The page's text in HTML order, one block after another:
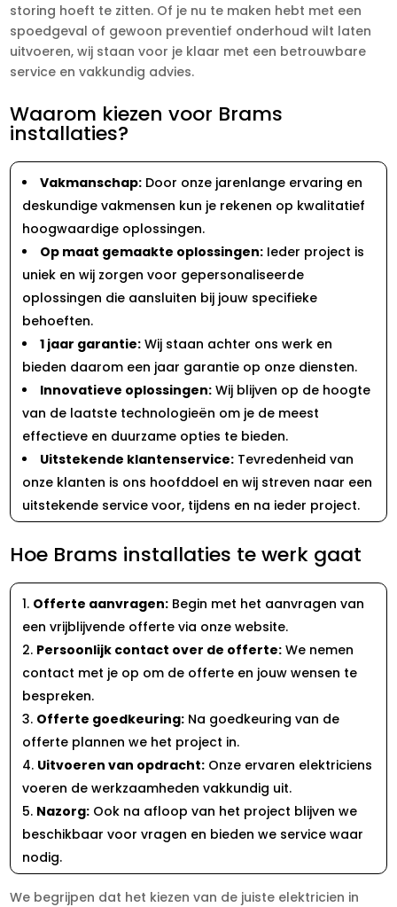
storing hoeft te zitten. Of je nu te maken hebt met een
spoedgeval of gewoon preventief onderhoud wilt laten
uitvoeren, wij staan voor je klaar met een betrouwbare
service en vakkundig advies.
Waarom kiezen voor Brams
installaties?
Vakmanschap: Door onze jarenlange ervaring en
deskundige vakmensen kun je rekenen op kwalitatief
hoogwaardige oplossingen.
Op maat gemaakte oplossingen: Ieder project is
uniek en wij zorgen voor gepersonaliseerde
oplossingen die aansluiten bij jouw specifieke
behoeften.
1 jaar garantie: Wij staan achter ons werk en
bieden daarom een jaar garantie op onze diensten.
Innovatieve oplossingen: Wij blijven op de hoogte
van de laatste technologieën om je de meest
effectieve en duurzame opties te bieden.
Uitstekende klantenservice: Tevredenheid van
onze klanten is ons hoofddoel en wij streven naar een
uitstekende service voor, tijdens en na ieder project.
Hoe Brams installaties te werk gaat
Offerte aanvragen: Begin met het aanvragen van
een vrijblijvende offerte via onze website.
Persoonlijk contact over de offerte: We nemen
contact met je op om de offerte en jouw wensen te
bespreken.
Offerte goedkeuring: Na goedkeuring van de
offerte plannen we het project in.
Uitvoeren van opdracht: Onze ervaren elektriciens
voeren de werkzaamheden vakkundig uit.
Nazorg: Ook na afloop van het project blijven we
beschikbaar voor vragen en bieden we service waar
nodig.
We begrijpen dat het kiezen van de juiste elektricien in